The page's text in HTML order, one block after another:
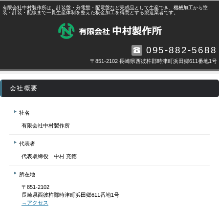
有限会社中村製作所は、計装盤・分電盤・配電盤など完成品として生産でき、機械加工から塗
装・計装・配線まで一貫生産体制を整えた板金加工を得意とする製造業者です。
095-882-5688
〒851-2102 長崎県西彼杵郡時津町浜田郷611番地1号
会社概要
社名
有限会社中村製作所
代表者
代表取締役 中村 充德
所在地
〒851-2102
長崎県西彼杵郡時津町浜田郷611番地1号
→アクセス